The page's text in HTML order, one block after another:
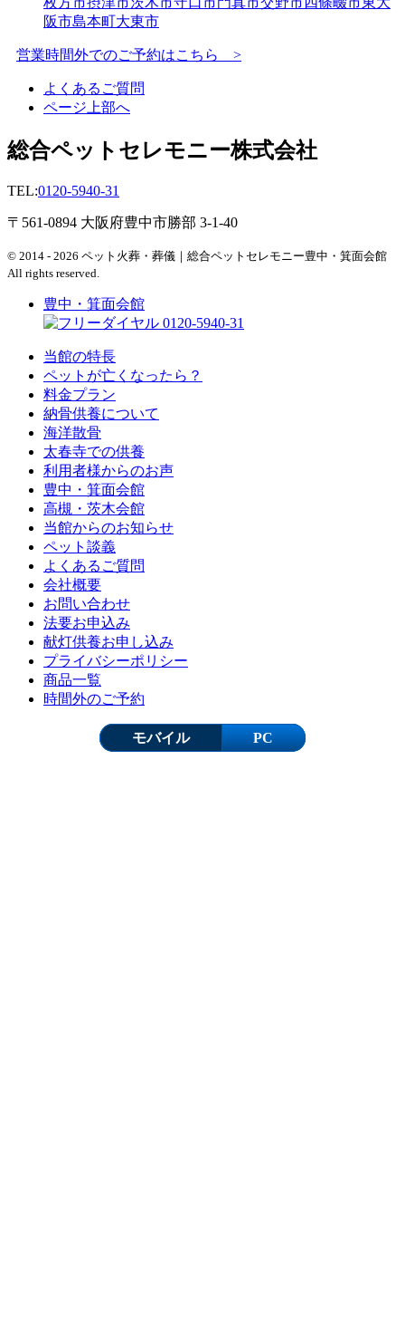
阪市島本町大東市
営業時間外でのご予約はこちら >
よくあるご質問
ページ上部へ
総合ペットセレモニー株式会社
TEL:0120-5940-31
〒561-0894 大阪府豊中市勝部 3-1-40
© 2014 - 2026 ペット火葬・葬儀｜総合ペットセレモニー豊中・箕面会館
All rights reserved.
豊中・箕面会館
0120-5940-31
当館の特長
ペットが亡くなったら？
料金プラン
納骨供養について
海洋散骨
太春寺での供養
利用者様からのお声
豊中・箕面会館
高槻・茨木会館
当館からのお知らせ
ペット談義
よくあるご質問
会社概要
お問い合わせ
法要お申込み
献灯供養お申し込み
プライバシーポリシー
商品一覧
時間外のご予約
モバイル PC